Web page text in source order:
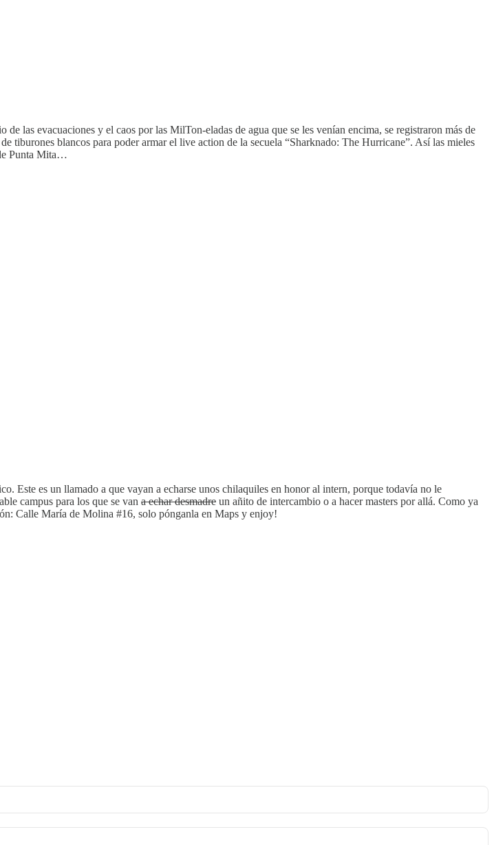
las evacuaciones y el caos por las MilTon-eladas de agua que se les venían encima, se registraron más de
tiburones blancos para poder armar el live action de la secuela “Sharknado: The Hurricane”. Así las mieles
Punta Mita…
Este es un llamado a que vayan a echarse unos chilaquiles en honor al intern, porque todavía no le
campus para los que se van a echar desmadre un añito de intercambio o a hacer masters por allá. Como ya
Calle María de Molina #16, solo pónganla en Maps y enjoy!